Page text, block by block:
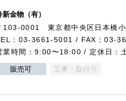
新金物（有）
103-0001 東京都中央区日本橋
：03-3661-5001 / FAX：03-
業時間：9:00〜18:00 / 定休日：
販売可 工事・取付可